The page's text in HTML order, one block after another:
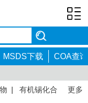
MSDS下载 COA查询
更多
| 有机锡化合